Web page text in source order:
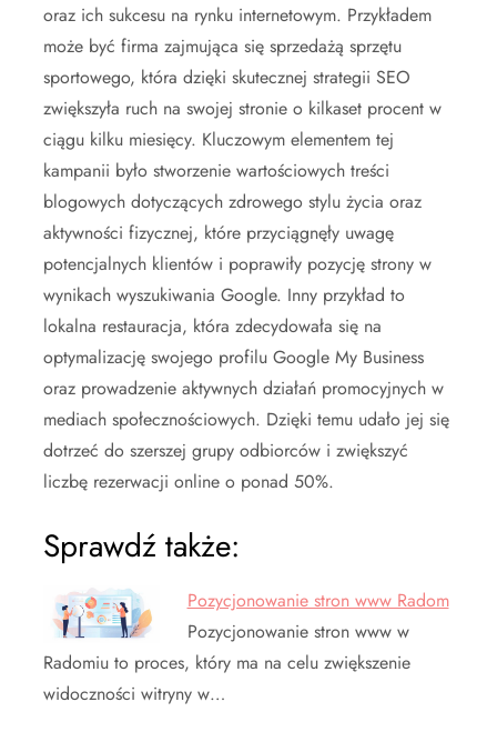
oraz ich sukcesu na rynku internetowym. Przykładem
może być firma zajmująca się sprzedażą sprzętu
sportowego, która dzięki skutecznej strategii SEO
zwiększyła ruch na swojej stronie o kilkaset procent w
ciągu kilku miesięcy. Kluczowym elementem tej
kampanii było stworzenie wartościowych treści
blogowych dotyczących zdrowego stylu życia oraz
aktywności fizycznej, które przyciągnęły uwagę
potencjalnych klientów i poprawiły pozycję strony w
wynikach wyszukiwania Google. Inny przykład to
lokalna restauracja, która zdecydowała się na
optymalizację swojego profilu Google My Business
oraz prowadzenie aktywnych działań promocyjnych w
mediach społecznościowych. Dzięki temu udało jej się
dotrzeć do szerszej grupy odbiorców i zwiększyć
liczbę rezerwacji online o ponad 50%.
Sprawdź także:
Pozycjonowanie stron www Radom
Pozycjonowanie stron www w
Radomiu to proces, który ma na celu zwiększenie
widoczności witryny w…